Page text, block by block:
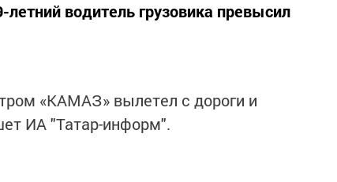
водитель грузовика превысил
«КАМАЗ» вылетел с дороги и
ИА "Татар-информ".